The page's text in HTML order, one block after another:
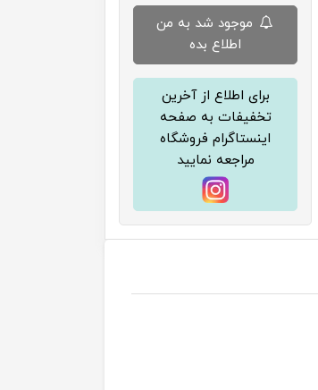
موجود شد به من
اطلاع بده
برای اطلاع از آخرین
تخفیفات به صفحه
اینستاگرام فروشگاه
مراجعه نمایید